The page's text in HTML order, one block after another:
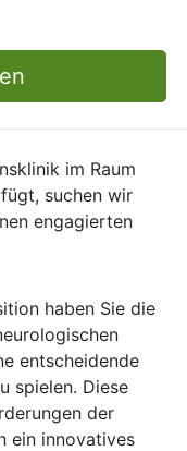
im Raum
suchen wir
engagierten
haben Sie die
entscheidende
spielen. Diese
der
ein innovatives